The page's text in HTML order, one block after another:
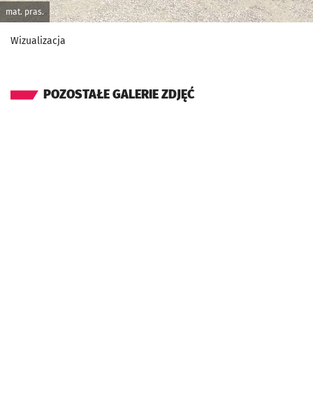
mat. pras.
Wizualizacja
POZOSTAŁE GALERIE ZDJĘĆ